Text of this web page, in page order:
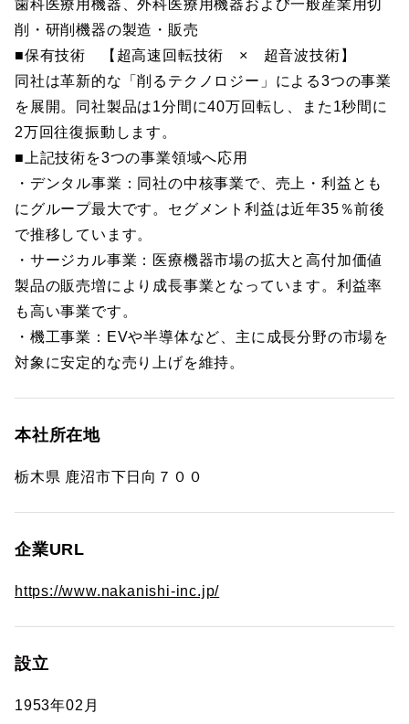
歯科医療用機器、外科医療用機器および一般産業用切
削・研削機器の製造・販売
■保有技術 【超高速回転技術 × 超音波技術】
同社は革新的な「削るテクノロジー」による3つの事業
を展開。同社製品は1分間に40万回転し、また1秒間に
2万回往復振動します。
■上記技術を3つの事業領域へ応用
・デンタル事業：同社の中核事業で、売上・利益とも
にグループ最大です。セグメント利益は近年35％前後
で推移しています。
・サージカル事業：医療機器市場の拡大と高付加価値
製品の販売増により成長事業となっています。利益率
も高い事業です。
・機工事業：EVや半導体など、主に成長分野の市場を
対象に安定的な売り上げを維持。
本社所在地
栃木県 鹿沼市下日向７００
企業URL
https://www.nakanishi-inc.jp/
設立
1953年02月